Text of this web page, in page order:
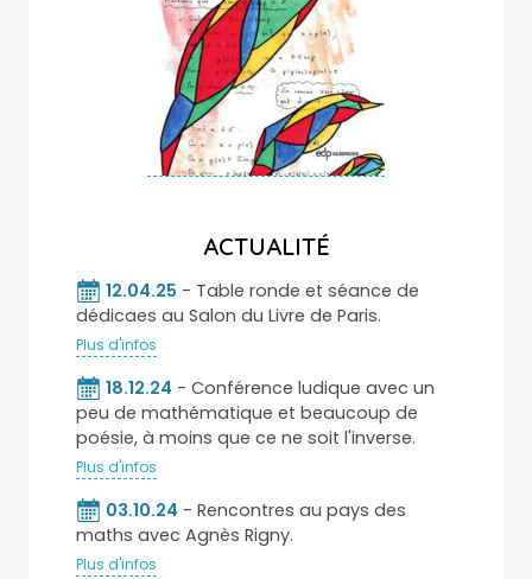
ACTUALITÉ
12.04.25 - Table ronde et séance de
dédicaes au Salon du Livre de Paris.
Plus d'infos
18.12.24 - Conférence ludique avec un
peu de mathématique et beaucoup de
poésie, à moins que ce ne soit l'inverse.
Plus d'infos
03.10.24 - Rencontres au pays des
maths avec Agnès Rigny.
Plus d'infos